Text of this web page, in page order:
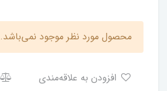
محصول مورد نظر موجود نمی‌باشد.